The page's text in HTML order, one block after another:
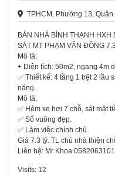
TPHCM, Phường 13,
BÁN NHÀ BÌNH THẠNH HXH
SÁT MT PHẠM VĂN ĐỒNG
Mô tả:
+ Diện tích: 50m2, ngang 4m
✅ Thiết kế: 4 tầng 1 trệt 2 lầu
năng.
Mô tả:
✅ Hẻm xe hơi 7 chỗ, sát mặt
✅ Sổ vuông đẹp.
✅ Làm việc chính chủ.
Giá 7.3 tỷ. TL chủ nhà thiện
Liên hệ: Mr Khoa
Visits: 12